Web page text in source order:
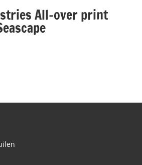
All-over print